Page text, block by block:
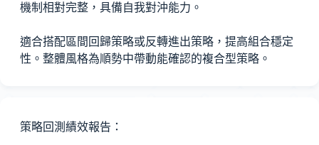
機制相對完整，具備自我對沖能力。
適合搭配區間回歸策略或反轉進出策略，提高組合穩定
性。整體風格為順勢中帶動能確認的複合型策略。
策略回測績效報告：